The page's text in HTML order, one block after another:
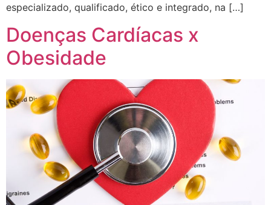
especializado, qualificado, ético e integrado, na […]
Doenças Cardíacas x
Obesidade